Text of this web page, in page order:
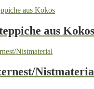
aus Kokos